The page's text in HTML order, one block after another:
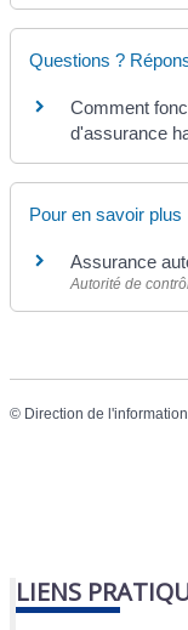
Questions ?
Comment
d'assurance
Pour en savoir plus
Assurance
Autorité de
© Direction de
LIENS